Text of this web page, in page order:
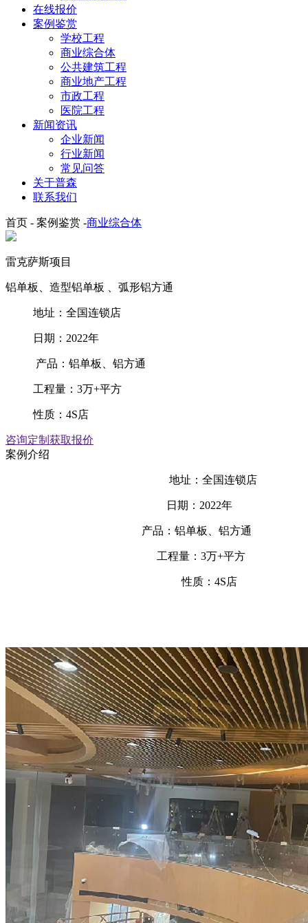
在线报价
案例鉴赏
学校工程
商业综合体
公共建筑工程
商业地产工程
市政工程
医院工程
新闻资讯
企业新闻
行业新闻
常见问答
关于普森
联系我们
首页 - 案例鉴赏 -商业综合体
雷克萨斯项目
铝单板、造型铝单板 、弧形铝方通
地址：全国连锁店
日期：2022年
产品：铝单板、铝方通
工程量：3万+平方
性质：4S店
咨询定制 获取报价
案例介绍
地址：全国连锁店
日期：2022年
产品：铝单板、铝方通
工程量：3万+平方
性质：4S店